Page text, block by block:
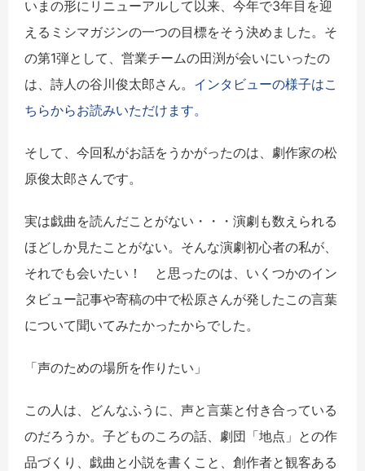
いまの形にリニューアルして以来、今年で3年目を迎
えるミシマガジンの一つの目標をそう決めました。そ
の第1弾として、営業チームの田渕が会いにいったの
は、詩人の谷川俊太郎さん。 インタビューの様子はこ
ちらからお読みいただけます。
そして、今回私がお話をうかがったのは、劇作家の松
原俊太郎さんです。
実は戯曲を読んだことがない・・・演劇も数えられる
ほどしか見たことがない。そんな演劇初心者の私が、
それでも会いたい！ と思ったのは、いくつかのイン
タビュー記事や寄稿の中で松原さんが発したこの言葉
について聞いてみたかったからでした。
「声のための場所を作りたい」
この人は、どんなふうに、声と言葉と付き合っている
のだろうか。子どものころの話、劇団「地点」との作
品づくり、戯曲と小説を書くこと、創作者と観客ある